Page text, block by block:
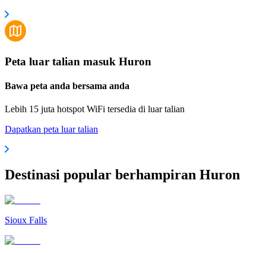
Peta luar talian masuk Huron
Bawa peta anda bersama anda
Lebih 15 juta hotspot WiFi tersedia di luar talian
Dapatkan peta luar talian
Destinasi popular berhampiran Huron
Sioux Falls